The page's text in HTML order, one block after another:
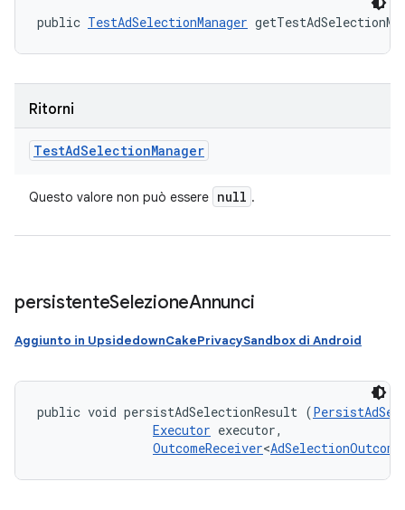
public TestAdSelectionManager
Ritorni
TestAdSelectionManager
Questo valore non può essere null .
persistenteSelezioneAnnunci
Aggiunto in UpsidedownCakePrivacySandbox di Android
public void persistAdSelectionResult (
Executor executor,
OutcomeReceiver<AdSelectionOutcome